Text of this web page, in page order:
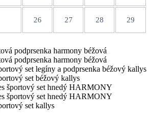
26 27 28 29